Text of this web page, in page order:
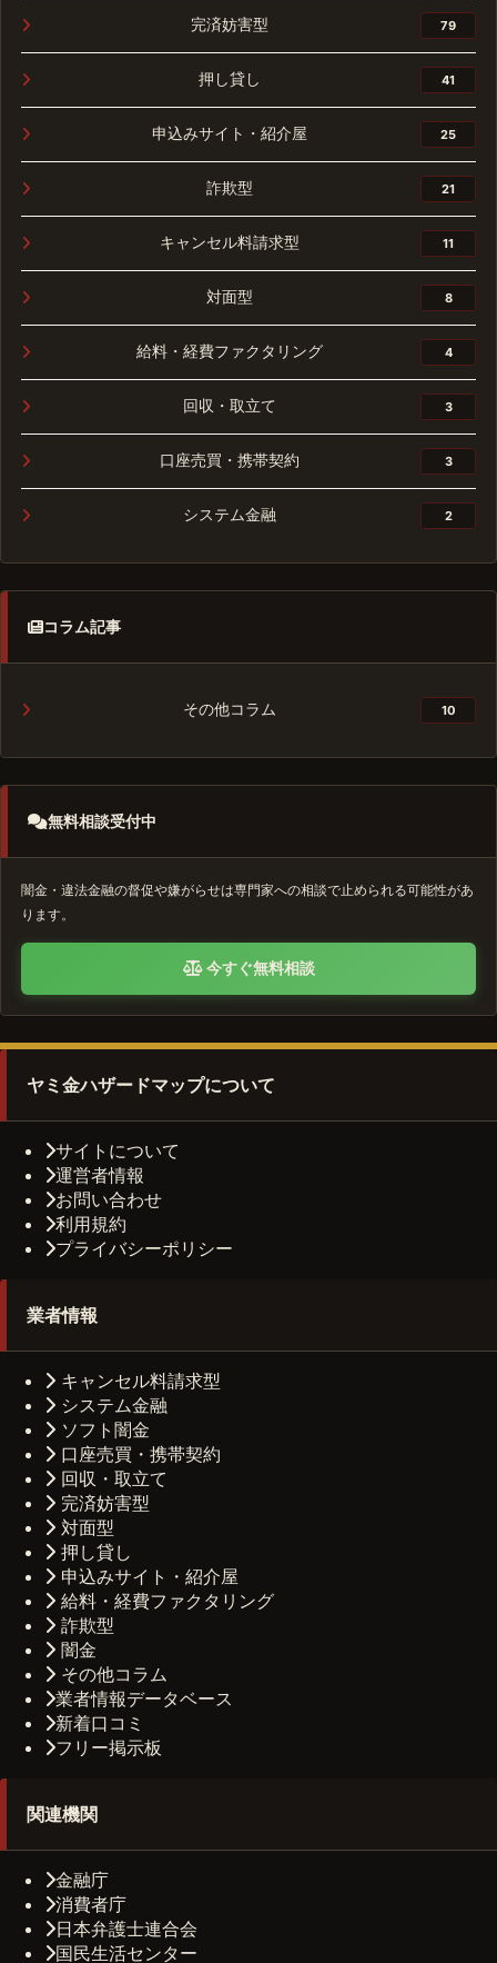
完済妨害型 79
押し貸し 41
申込みサイト・紹介屋 25
詐欺型 21
キャンセル料請求型 11
対面型 8
給料・経費ファクタリング 4
回収・取立て 3
口座売買・携帯契約 3
システム金融 2
コラム記事
その他コラム 10
無料相談受付中
闇金・違法金融の督促や嫌がらせは専門家への相談で止められる可能性があ
ります。
今すぐ無料相談
ヤミ金ハザードマップについて
サイトについて
運営者情報
お問い合わせ
利用規約
プライバシーポリシー
業者情報
キャンセル料請求型
システム金融
ソフト闇金
口座売買・携帯契約
回収・取立て
完済妨害型
対面型
押し貸し
申込みサイト・紹介屋
給料・経費ファクタリング
詐欺型
闇金
その他コラム
業者情報データベース
新着口コミ
フリー掲示板
関連機関
金融庁
消費者庁
日本弁護士連合会
国民生活センター